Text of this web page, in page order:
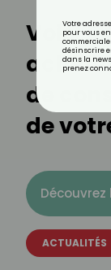
Voici 5
de
de
Découvrez
ACTUALITÉS
Votre
pour vous
désinscrire
dans la
prenez